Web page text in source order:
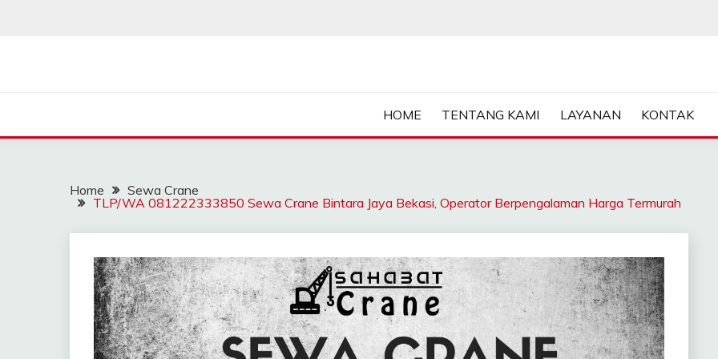
HOME TENTANG KAMI LAYANAN KONTAK
Home
Sewa Crane
TLP/WA 081222333850 Sewa Crane Bintara Jaya Bekasi, Operator Berpengalaman Harga Termurah